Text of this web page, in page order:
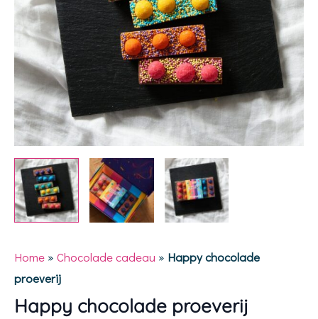
Home » Chocolade cadeau » Happy chocolade
proeverij
Happy chocolade proeverij